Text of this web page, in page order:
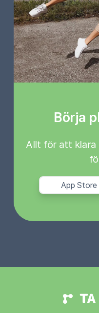
Börja
Allt för att
App Store